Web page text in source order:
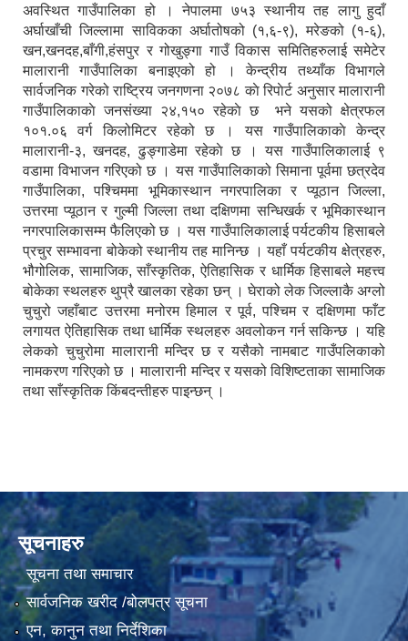
अवस्थित गाउँपालिका हो । नेपालमा ७५३ स्थानीय तह लागु हुदाँ
अर्घाखाँची जिल्लामा साविकका अर्घातोषको (१,६-९), मरेङको (१-६),
खन,खनदह,बाँगी,हंसपुर र गोखुङ्गा गाउँ विकास समितिहरुलाई समेटेर
मालारानी गाउँपालिका बनाइएको हो । केन्द्रीय तथ्याँक विभागले
सार्वजनिक गरेको राष्ट्रिय जनगणना २०७८ काे रिपाेर्ट अनुसार मालारानी
गाउँपालिकाकाे जनसंख्या २४,१५० रहेकाे छ भने यसको क्षेत्रफल
१०१.०६ वर्ग किलोमिटर रहेको छ । यस गाउँपालिकाकाे केन्द्र
मालारानी-३, खनदह, ढुङ्गाडेमा रहेकाे छ । यस गाउँपालिकालाई ९
वडामा विभाजन गरिएको छ । यस गाउँपालिकाको सिमाना पूर्वमा छत्रदेव
गाउँपालिका, पश्चिममा भूमिकास्थान नगरपालिका र प्यूठान जिल्ला,
उत्तरमा प्यूठान र गुल्मी जिल्ला तथा दक्षिणमा सन्धिखर्क र भूमिकास्थान
नगरपालिकासम्म फैलिएको छ । यस गाउँपालिकालाई पर्यटकीय हिसाबले
प्रचुर सम्भावना बोकेको स्थानीय तह मानिन्छ । यहाँ पर्यटकीय क्षेत्रहरु,
भौगोलिक, सामाजिक, साँस्कृतिक, ऐतिहासिक र धार्मिक हिसाबले महत्त्व
बोकेका स्थलहरु थुप्रै खालका रहेका छन् । घेराको लेक जिल्लाकै अग्लो
चुचुरो जहाँबाट उत्तरमा मनोरम हिमाल र पूर्व, पश्चिम र दक्षिणमा फाँट
लगायत ऐतिहासिक तथा धार्मिक स्थलहरु अवलोकन गर्न सकिन्छ । यहि
लेकको चुचुरोमा मालारानी मन्दिर छ र यसैको नामबाट गाउँपलिकाको
नामकरण गरिएको छ । मालारानी मन्दिर र यसको विशिष्टताका सामाजिक
तथा साँस्कृतिक किंबदन्तीहरु पाइन्छन् ।
सूचनाहरु
सूचना तथा समाचार
सार्वजनिक खरीद /बोलपत्र सूचना
एन, कानुन तथा निर्देशिका